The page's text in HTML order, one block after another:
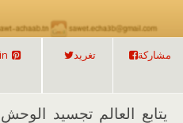
مشاركة تغريد
يتابع العالم تجسيد